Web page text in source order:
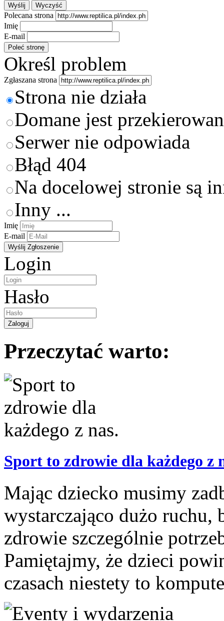
Polecana strona
Imię
E-mail
Określ problem
Zgłaszana strona
Strona nie działa
Domane jest
Serwer nie odpowiada
Błąd 404
Na docelowej stronie są
Inny ...
Imię
E-mail
Login
Hasło
Przeczytać warto:
Sport to zdrowie dla każdego z
Mając dziecko musimy
wystarczająco dużo ruchu,
zdrowie szczególnie
Pamiętajmy, że dzieci
czasach niestety to